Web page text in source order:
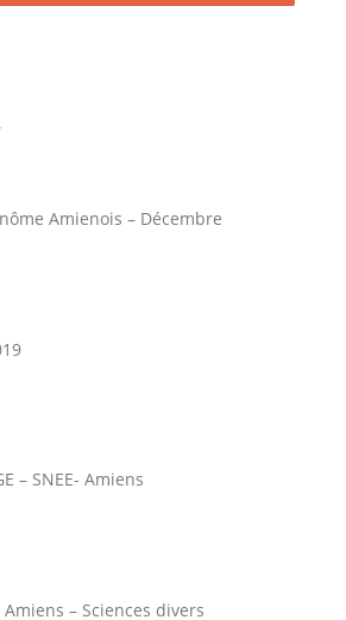
Amienois – Décembre
– SNEE- Amiens
Amiens – Sciences divers